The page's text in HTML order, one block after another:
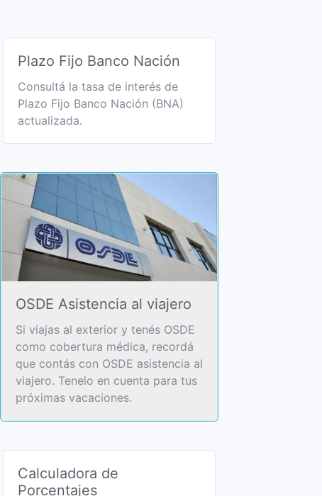
Plazo Fijo Banco Nación
Consultá la tasa de interés de
Plazo Fijo Banco Nación (BNA)
actualizada.
OSDE Asistencia al viajero
Si viajas al exterior y tenés OSDE
como cobertura médica, recordá
que contás con OSDE asistencia al
viajero. Tenelo en cuenta para tus
próximas vacaciones.
Calculadora de
Porcentajes